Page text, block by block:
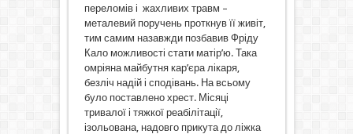
переломів і жахливих травм –
металевий поручень проткнув її живіт,
тим самим назавжди позбавив Фріду
Кало можливості стати матір’ю. Така
омріяна майбутня кар’єра лікаря,
безліч надій і сподівань. На всьому
було поставлено хрест. Місяці
тривалої і тяжкої реабілітації,
ізольована, надовго прикута до ліжка